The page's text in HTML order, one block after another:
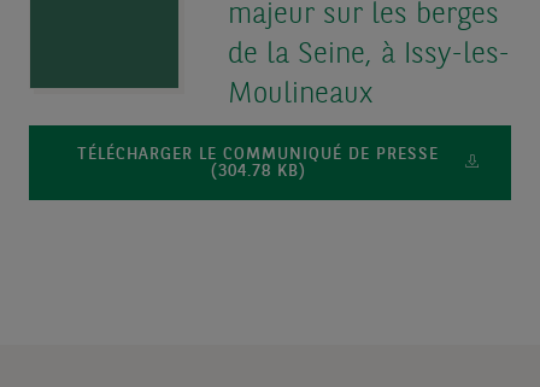
majeur sur les berges
de la Seine, à Issy-les-
Moulineaux
TÉLÉCHARGER LE COMMUNIQUÉ DE PRESSE
(304.78 KB)